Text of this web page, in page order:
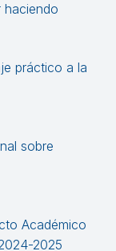
haciendo
práctico a la
sobre
Académico
2025